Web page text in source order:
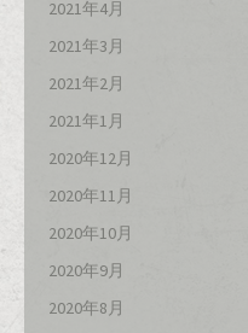
2021年4月
2021年3月
2021年2月
2021年1月
2020年12月
2020年11月
2020年10月
2020年9月
2020年8月